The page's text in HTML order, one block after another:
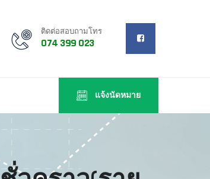
ติดต่อสอบถามโทร
074 399 023
แจ้งนัดหมาย